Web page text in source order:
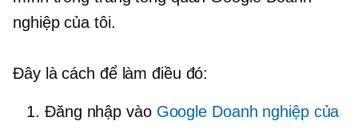
nghiệp của tôi.
Đây là cách để làm điều đó:
Đăng nhập vào Google Doanh nghiệp của